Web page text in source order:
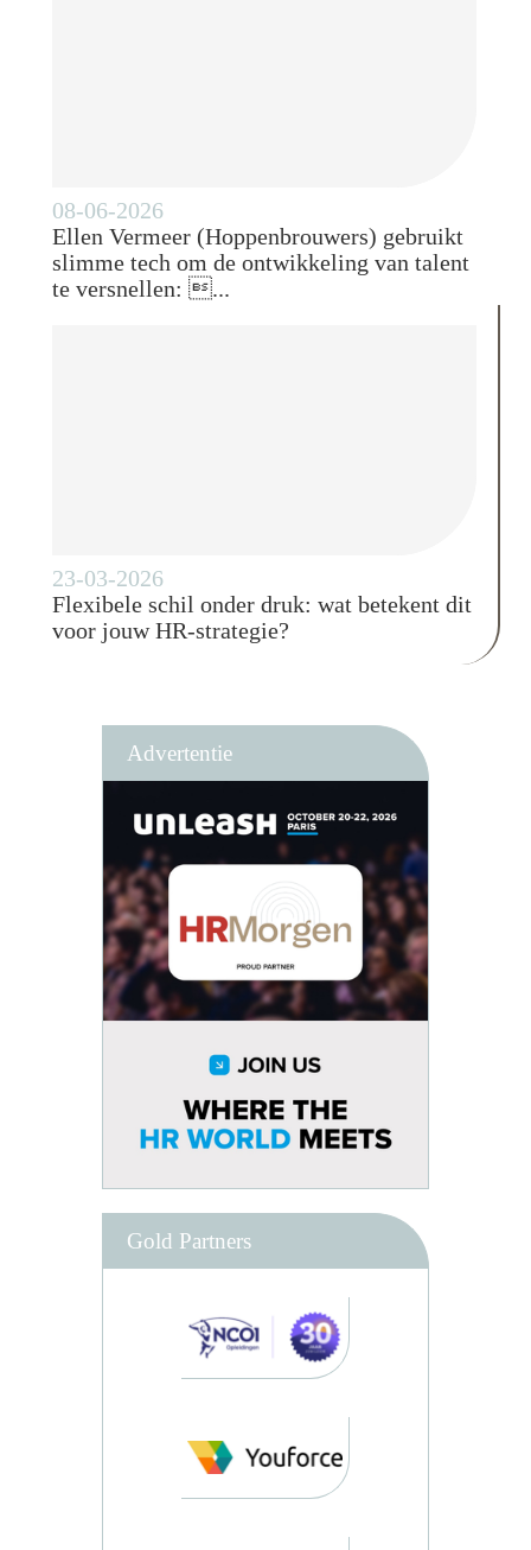
08-06-2026
Ellen Vermeer (Hoppenbrouwers) gebruikt
slimme tech om de ontwikkeling van talent
te versnellen: ...
23-03-2026
Flexibele schil onder druk: wat betekent dit
voor jouw HR-strategie?
Advertentie
Gold Partners